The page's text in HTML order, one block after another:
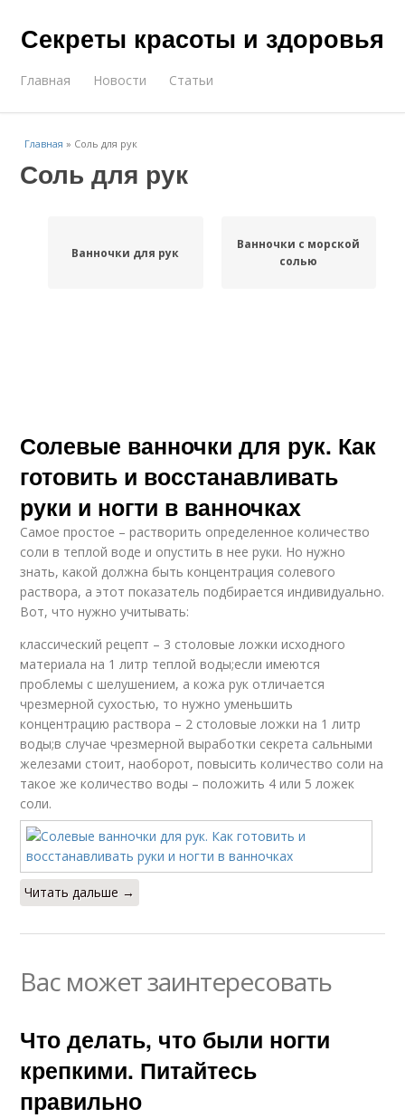
Секреты красоты и здоровья
Главная Новости Статьи
Главная » Соль для рук
Соль для рук
Ванночки для рук
Ванночки с морской
солью
Солевые ванночки для рук. Как
готовить и восстанавливать
руки и ногти в ванночках
Самое простое – растворить определенное количество
соли в теплой воде и опустить в нее руки. Но нужно
знать, какой должна быть концентрация солевого
раствора, а этот показатель подбирается индивидуально.
Вот, что нужно учитывать:
классический рецепт – 3 столовые ложки исходного
материала на 1 литр теплой воды;если имеются
проблемы с шелушением, а кожа рук отличается
чрезмерной сухостью, то нужно уменьшить
концентрацию раствора – 2 столовые ложки на 1 литр
воды;в случае чрезмерной выработки секрета сальными
железами стоит, наоборот, повысить количество соли на
такое же количество воды – положить 4 или 5 ложек
соли.
Читать дальше →
Вас может заинтересовать
Что делать, что были ногти
крепкими. Питайтесь
правильно